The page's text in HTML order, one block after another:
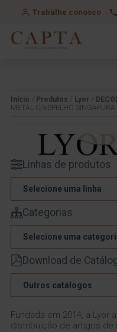
Trabalhe conosco
Início Produtos Lyor
METAL C/ESPELHO
Linhas de produtos
Selecione uma linha
Categorias
Selecione uma
Download de
Outros catálogos
Fundada em 2014, a Lyor
distribuição de artigos de